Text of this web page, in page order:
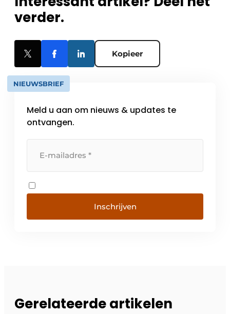
verder.
Kopieer
NIEUWSBRIEF
Meld u aan om nieuws & updates te
ontvangen.
Inschrijven
Gerelateerde artikelen